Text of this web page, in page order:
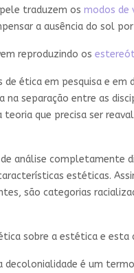
traduzem os modos de
a ausência do sol
reproduzindo os
ética em pesquisa e
separação entre as
que precisa ser
análise completamente
estéticas.
são categorias
sobre a estética e
é um